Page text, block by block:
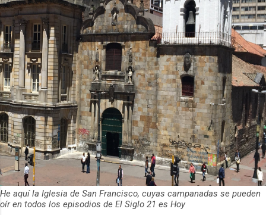
octubre 2024
48
septiembre 2024
40
agosto 2024
37
julio 2024
35
junio 2024
mayo 2024
41
abril 2024
37
marzo 2024
46
febrero 2024
45
enero 2024
He aquí la Iglesia de San Francisco, cuyas campanadas se pueden
oír en todos los episodios de El Siglo 21 es Hoy